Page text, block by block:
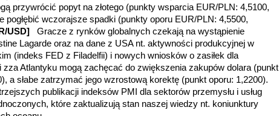
przywrócić popyt na złotego (punkty wsparcia EUR/PLN: 4,5100,
pogłębić wczorajsze spadki (punkty oporu EUR/PLN: 4,5500,
USD] Gracze z rynków globalnych czekają na wystąpienie
Lagarde oraz na dane z USA nt. aktywności produkcyjnej w
(indeks FED z Filadelfii) i nowych wniosków o zasiłek dla
zza Atlantyku mogą zachęcać do zwiększenia zakupów dolara (punkt
a słabe zatrzymać jego wzrostową korektę (punkt oporu: 1,2200).
publikacji indeksów PMI dla sektorów przemysłu i usług
które zaktualizują stan naszej wiedzy nt. koniunktury